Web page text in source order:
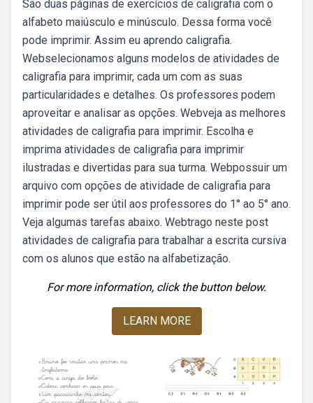
São duas páginas de exercícios de caligrafia com o
alfabeto maiúsculo e minúsculo. Dessa forma você
pode imprimir. Assim eu aprendo caligrafia.
Webselecionamos alguns modelos de atividades de
caligrafia para imprimir, cada um com as suas
particularidades e detalhes. Os professores podem
aproveitar e analisar as opções. Webveja as melhores
atividades de caligrafia para imprimir. Escolha e
imprima atividades de caligrafia para imprimir
ilustradas e divertidas para sua turma. Webpossuir um
arquivo com opções de atividade de caligrafia para
imprimir pode ser útil aos professores do 1° ao 5° ano.
Veja algumas tarefas abaixo. Webtrago neste post
atividades de caligrafia para trabalhar a escrita cursiva
com os alunos que estão na alfabetização.
For more information, click the button below.
LEARN MORE